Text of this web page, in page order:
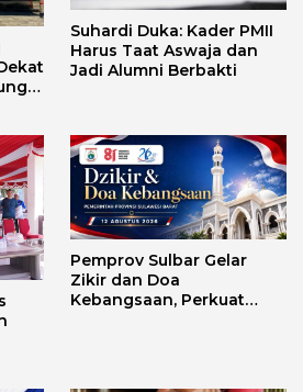
Suhardi Duka: Kader PMII
Harus Taat Aswaja dan
Jadi Alumni Berbakti
Pemprov Sulbar Gelar
Zikir dan Doa
Kebangsaan, Perkuat